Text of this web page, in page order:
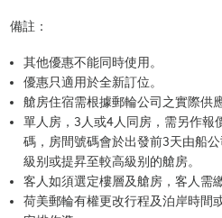
備註：
其他優惠不能同時使用。
優惠只適用於全新訂位。
艙房住宿需根據郵輪公司之實際供
單人房，3人或4人同房，需另作報
碼，房間號碼會於出發前3天由船
級别或提昇至較高級别的艙房。
客人如須選定樓層及艙房，客人需
荷美郵輪有權更改行程及泊岸時間